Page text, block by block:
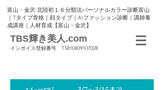
富山・金沢 北陸初１６分類法パーソナルカラー診断富山
｜7タイプ骨格｜顔タイプ｜AIファッション診断｜講師養
成講座｜人材育成【富山・金沢】
TBS輝き美人.com
インボイス登録番号 T5810409107028